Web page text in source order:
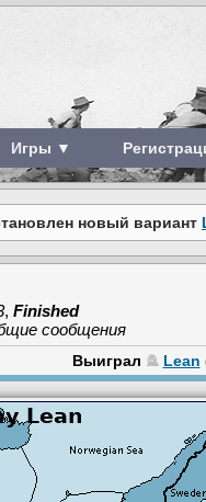
Игры ▼
новый вариант
, Finished
сообщения
Выиграл Lean